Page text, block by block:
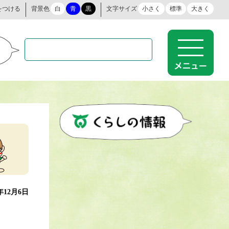
つける 背景色 白 青 黒 文字サイズ 小さく 標準 大きく
12月6日